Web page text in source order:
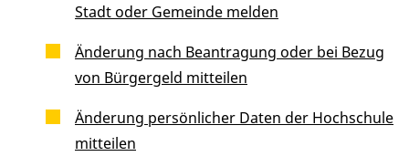
Stadt oder Gemeinde melden
Änderung nach Beantragung oder bei Bezug
von Bürgergeld mitteilen
Änderung persönlicher Daten der Hochschule
mitteilen